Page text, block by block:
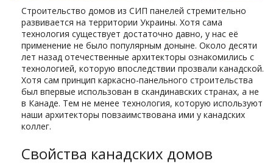
Строительство домов из СИП панелей стремительно
развивается на территории Украины. Хотя сама
технология существует достаточно давно, у нас её
применение не было популярным доныне. Около десяти
лет назад отечественные архитекторы ознакомились с
технологией, которую впоследствии прозвали канадской.
Хотя сам принцип каркасно-панельного строительства
был впервые использован в скандинавских странах, а не
в Канаде. Тем не менее технология, которую используют
наши архитекторы повзаимствована ими у канадских
коллег.
Свойства канадских домов